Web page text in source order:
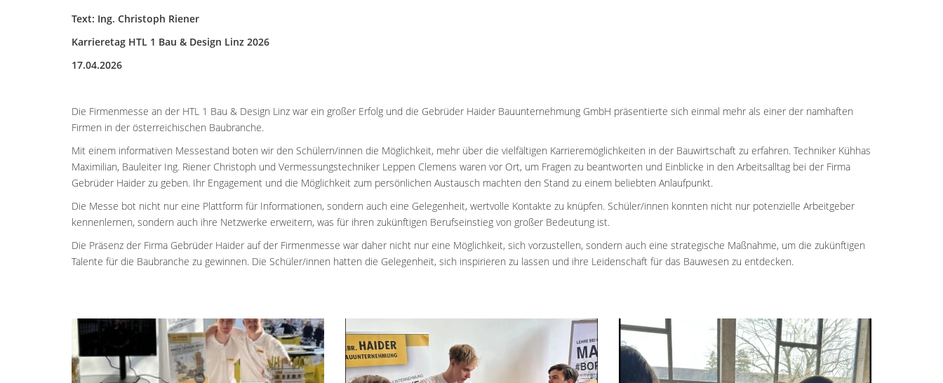
Text: Ing. Christoph Riener
Karrieretag HTL 1 Bau & Design Linz 2026
17.04.2026
Die Firmenmesse an der HTL 1 Bau & Design Linz war ein großer Erfolg und die Gebrüder Haider Bauunternehmung GmbH präsentierte sich einmal mehr als einer der namhaften
Firmen in der österreichischen Baubranche.
Mit einem informativen Messestand boten wir den Schülern/innen die Möglichkeit, mehr über die vielfältigen Karrieremöglichkeiten in der Bauwirtschaft zu erfahren. Techniker Kühhas
Maximilian, Bauleiter Ing. Riener Christoph und Vermessungstechniker Leppen Clemens waren vor Ort, um Fragen zu beantworten und Einblicke in den Arbeitsalltag bei der Firma
Gebrüder Haider zu geben. Ihr Engagement und die Möglichkeit zum persönlichen Austausch machten den Stand zu einem beliebten Anlaufpunkt.
Die Messe bot nicht nur eine Plattform für Informationen, sondern auch eine Gelegenheit, wertvolle Kontakte zu knüpfen. Schüler/innen konnten nicht nur potenzielle Arbeitgeber
kennenlernen, sondern auch ihre Netzwerke erweitern, was für ihren zukünftigen Berufseinstieg von großer Bedeutung ist.
Die Präsenz der Firma Gebrüder Haider auf der Firmenmesse war daher nicht nur eine Möglichkeit, sich vorzustellen, sondern auch eine strategische Maßnahme, um die zukünftigen
Talente für die Baubranche zu gewinnen. Die Schüler/innen hatten die Gelegenheit, sich inspirieren zu lassen und ihre Leidenschaft für das Bauwesen zu entdecken.